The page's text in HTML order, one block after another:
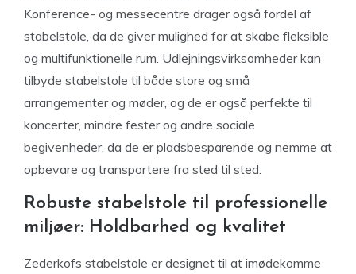
Konference- og messecentre drager også fordel af
stabelstole, da de giver mulighed for at skabe fleksible
og multifunktionelle rum. Udlejningsvirksomheder kan
tilbyde stabelstole til både store og små
arrangementer og møder, og de er også perfekte til
koncerter, mindre fester og andre sociale
begivenheder, da de er pladsbesparende og nemme at
opbevare og transportere fra sted til sted.
Robuste stabelstole til professionelle
miljøer: Holdbarhed og kvalitet
Zederkofs stabelstole er designet til at imødekomme